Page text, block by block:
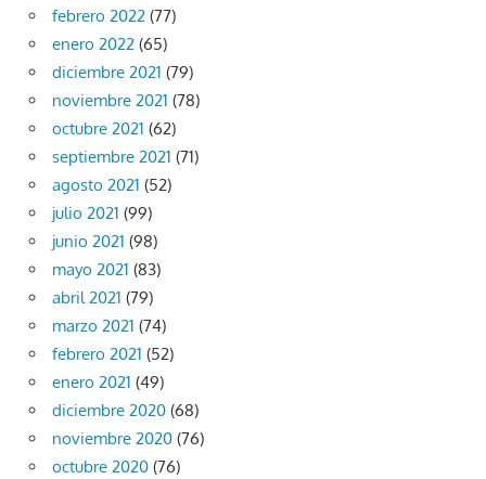
febrero 2022 (77)
enero 2022 (65)
diciembre 2021 (79)
noviembre 2021 (78)
octubre 2021 (62)
septiembre 2021 (71)
agosto 2021 (52)
julio 2021 (99)
junio 2021 (98)
mayo 2021 (83)
abril 2021 (79)
marzo 2021 (74)
febrero 2021 (52)
enero 2021 (49)
diciembre 2020 (68)
noviembre 2020 (76)
octubre 2020 (76)